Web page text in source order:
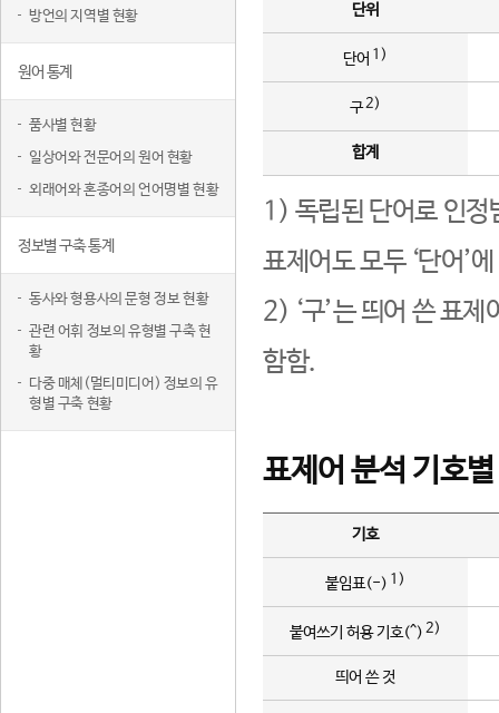
방언의 지역별 현황
원어 통계
품사별 현황
일상어와 전문어의 원어 현황
외래어와 혼종어의 언어명별 현황
정보별 구축 통계
동사와 형용사의 문형 정보 현황
관련 어휘 정보의 유형별 구축 현
황
다중 매체(멀티미디어) 정보의 유
형별 구축 현황
단위
단어 1)
구2)
합계
1) 독립된 단어로 인정
표제어도 모두 ‘단어’
2) ‘구’는 띄어 쓴 표
함함.
표제어 분석 기호
기호
붙임표(-) 1)
붙여쓰기 허용 기호(^) 2)
띄어 쓴 것